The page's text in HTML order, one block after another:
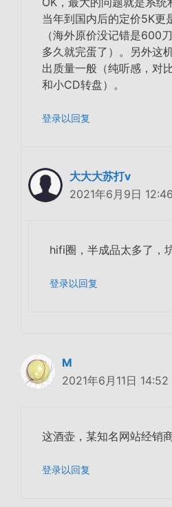
当年到国内后的定价5K更
（海外原价没记错是600
多久就完蛋了）。另外这
出质量一般（纯听感，对
和小CD转盘）。
登录以回复
大大大苏打v
2021年6月9日 12:46
hifi圈，半成品太多了，
登录以回复
M
2021年6月11日 14:52
这酒壶，某知名网站经销
登录以回复